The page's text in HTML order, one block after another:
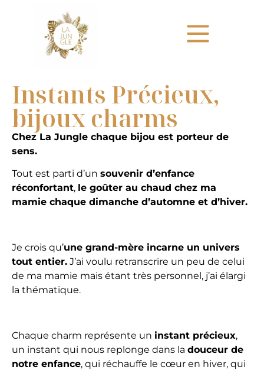
Instants Précieux,
bijoux charms
Chez La Jungle chaque bijou est porteur de
sens.
Tout est parti d’un souvenir d’enfance
réconfortant, le goûter au chaud chez ma
mamie chaque dimanche d’automne et d’hiver.
Je crois qu’une grand-mère incarne un univers
tout entier. J’ai voulu retranscrire un peu de celui
de ma mamie mais étant très personnel, j’ai élargi
la thématique.
Chaque charm représente un instant précieux,
un instant qui nous replonge dans la douceur de
notre enfance, qui réchauffe le cœur en hiver, qui